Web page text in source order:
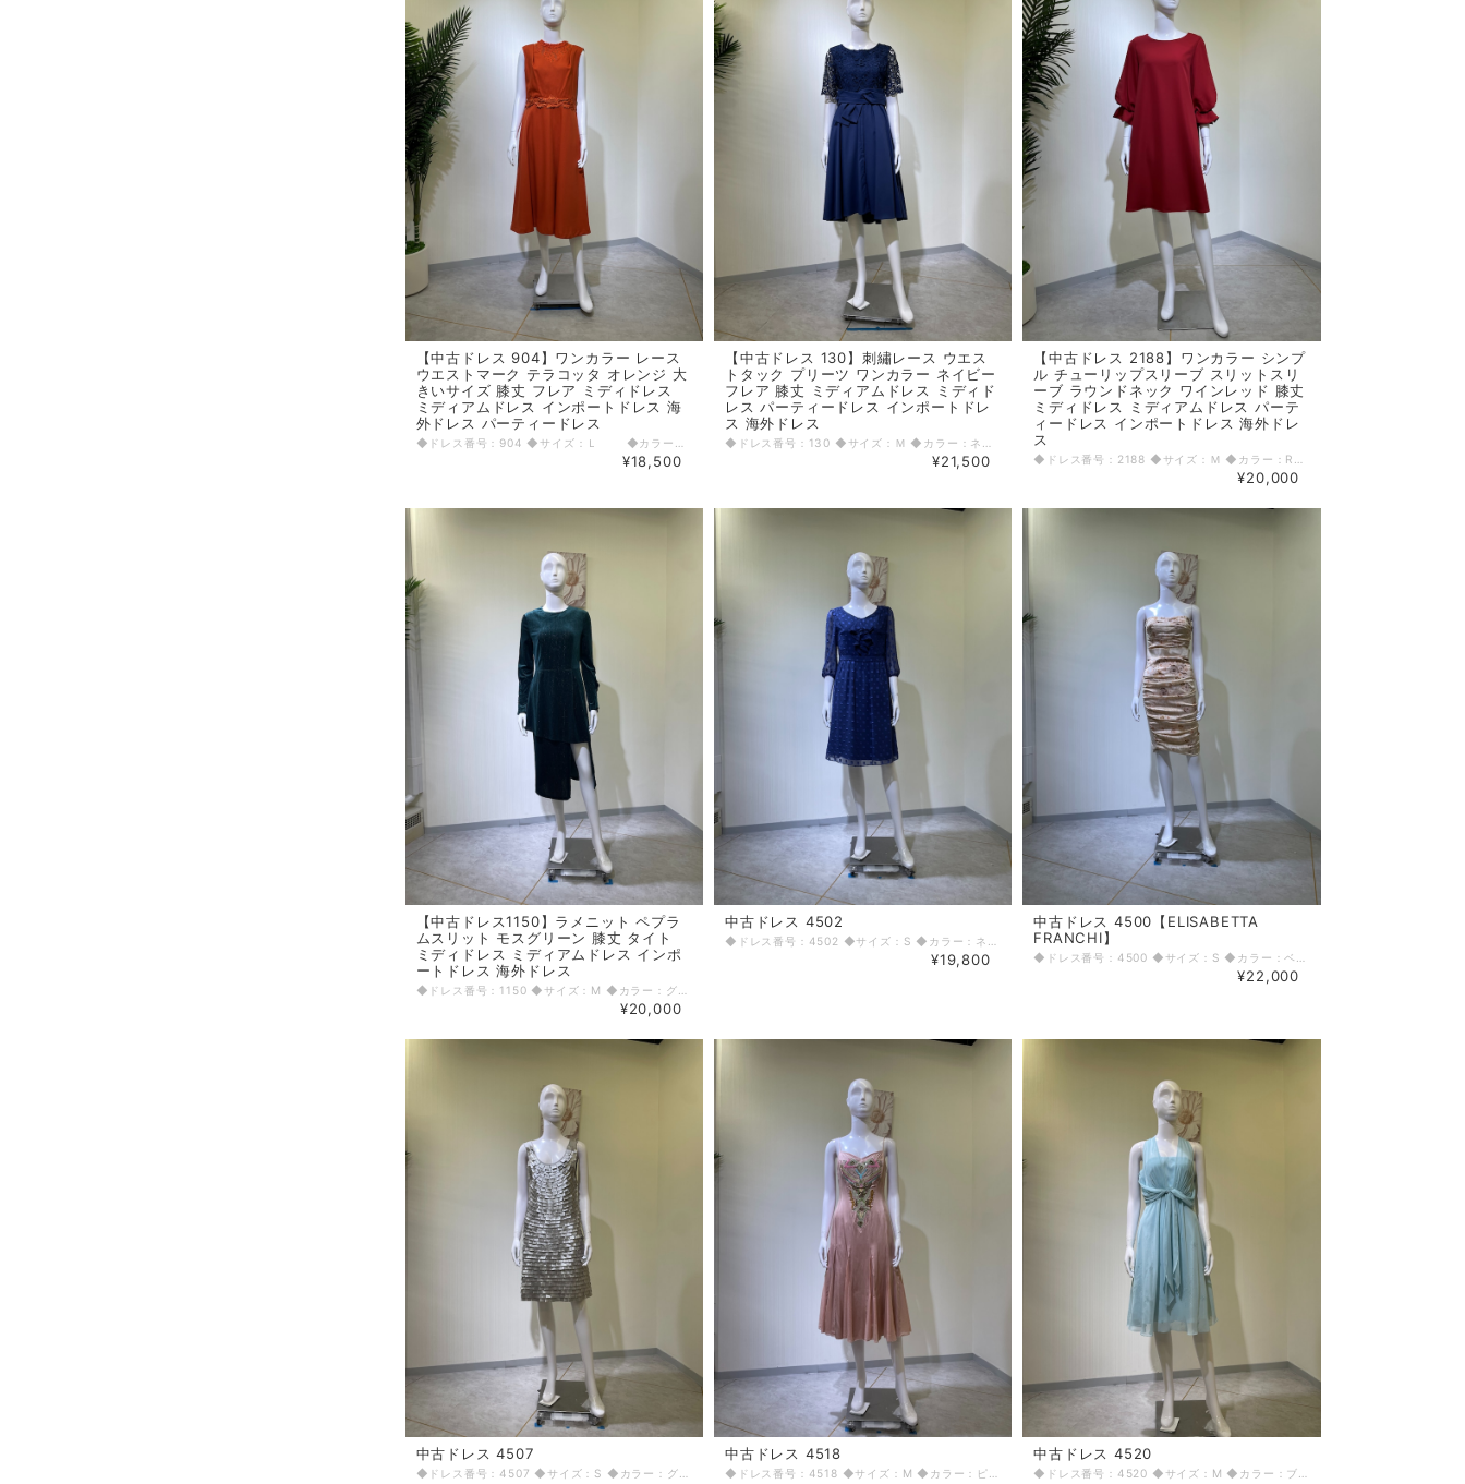
【中古ドレス 904】ワンカラー レース
ウエストマーク テラコッタ オレンジ 大
きいサイズ 膝丈 フレア ミディドレス
ミディアムドレス インポートドレス 海
外ドレス パーティードレス
¥18,500
【中古ドレス 130】刺繡レース ウエス
トタック プリーツ ワンカラー ネイビー
フレア 膝丈 ミディアムドレス ミディド
レス パーティードレス インポートドレ
ス 海外ドレス
¥21,500
【中古ドレス 2188】ワンカラー シンプ
ル チューリップスリーブ スリットスリ
ーブ ラウンドネック ワインレッド 膝丈
ミディドレス ミディアムドレス パーテ
ィードレス インポートドレス 海外ドレ
ス
¥20,000
【中古ドレス1150】ラメニット ペプラ
ムスリット モスグリーン 膝丈 タイト
ミディドレス ミディアムドレス インポ
ートドレス 海外ドレス
¥20,000
中古ドレス 4502
¥19,800
中古ドレス 4500【ELISABETTA
FRANCHI】
¥22,000
中古ドレス 4507 中古ドレス 4518 中古ドレス 4520